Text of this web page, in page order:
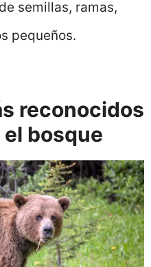
semillas, ramas,
pequeños.
reconocidos
bosque